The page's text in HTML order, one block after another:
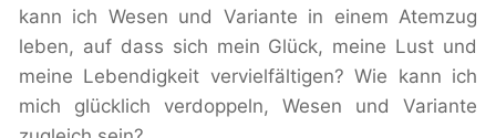
kann ich Wesen und Variante in einem Atemzug
leben, auf dass sich mein Glück, meine Lust und
meine Lebendigkeit vervielfältigen? Wie kann ich
mich glücklich verdoppeln, Wesen und Variante